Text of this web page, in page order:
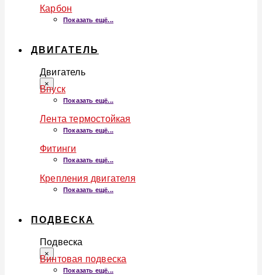
Карбон
Показать ещё...
ДВИГАТЕЛЬ
Двигатель
×
Впуск
Показать ещё...
Лента термостойкая
Показать ещё...
Фитинги
Показать ещё...
Крепления двигателя
Показать ещё...
ПОДВЕСКА
Подвеска
×
Винтовая подвеска
Показать ещё...